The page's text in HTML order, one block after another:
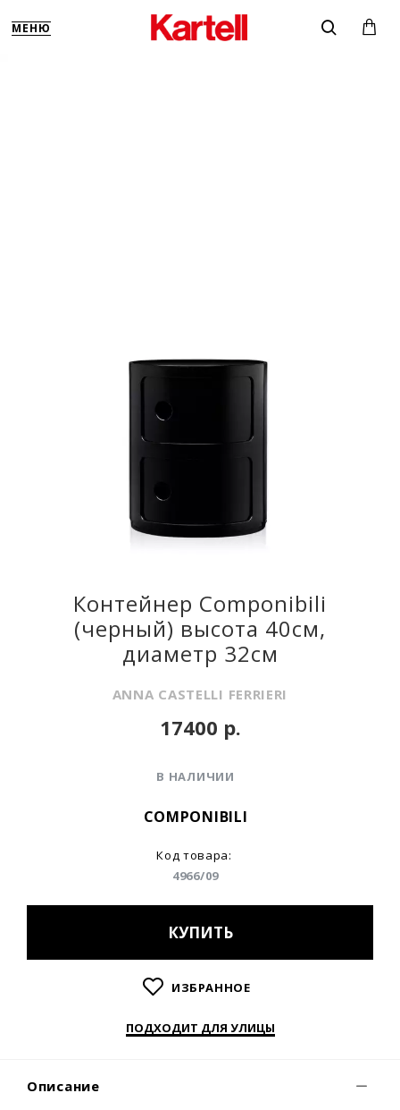
Контейнер Componibili
(черный) высота 40см,
диаметр 32см
ANNA CASTELLI FERRIERI
В НАЛИЧИИ
COMPONIBILI
Код товара:
4966/09
17400 р.
КУПИТЬ
ИЗБРАННОЕ
ПОДХОДИТ ДЛЯ УЛИЦЫ
Описание